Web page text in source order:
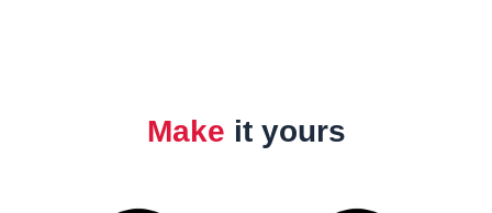
Make it yours